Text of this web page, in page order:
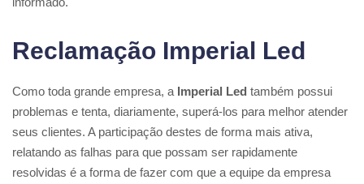
Reclamação Imperial Led
Como toda grande empresa, a Imperial Led também possui
problemas e tenta, diariamente, superá-los para melhor atender
seus clientes. A participação destes de forma mais ativa,
relatando as falhas para que possam ser rapidamente
resolvidas é a forma de fazer com que a equipe da empresa